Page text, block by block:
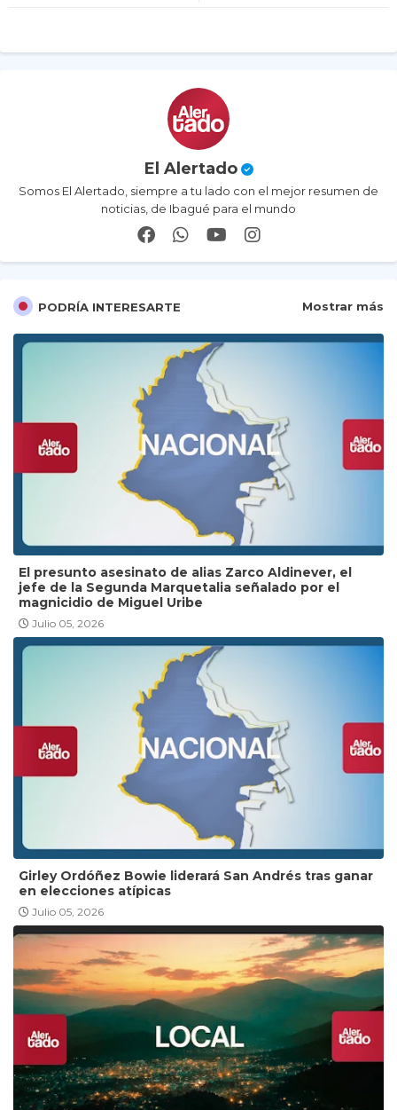
El Alertado
Somos El Alertado, siempre a tu lado con el mejor resumen de
noticias, de Ibagué para el mundo
PODRÍA INTERESARTE Mostrar más
El presunto asesinato de alias Zarco Aldinever, el
jefe de la Segunda Marquetalia señalado por el
magnicidio de Miguel Uribe
Julio 05, 2026
Girley Ordóñez Bowie liderará San Andrés tras ganar
en elecciones atípicas
Julio 05, 2026